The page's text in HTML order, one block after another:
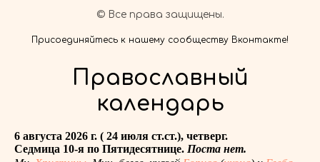
© Все права защищены.
Присоединяйтесь к нашему сообществу Вконтакте!
Православный
календарь
6 августа 2026 г. ( 24 июля ст.ст.), четверг.
Седмица 10-я по Пятидесятнице. Поста нет.